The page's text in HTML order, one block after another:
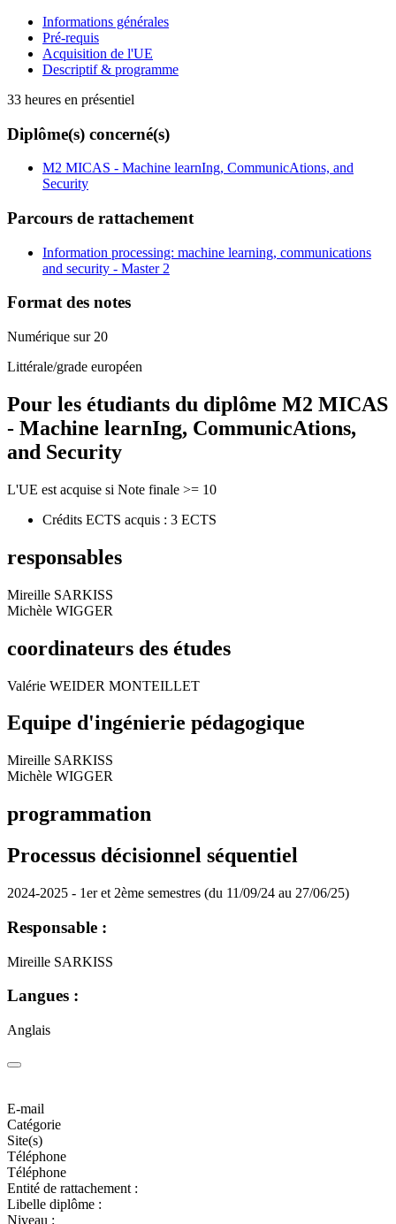
Informations générales
Pré-requis
Acquisition de l'UE
Descriptif & programme
33 heures en présentiel
Diplôme(s) concerné(s)
M2 MICAS - Machine learnIng, CommunicAtions, and
Security
Parcours de rattachement
Information processing: machine learning, communications
and security - Master 2
Format des notes
Numérique sur 20
Littérale/grade européen
Pour les étudiants du diplôme M2 MICAS
- Machine learnIng, CommunicAtions,
and Security
L'UE est acquise si Note finale >= 10
Crédits ECTS acquis : 3 ECTS
responsables
Mireille SARKISS
Michèle WIGGER
coordinateurs des études
Valérie WEIDER MONTEILLET
Equipe d'ingénierie pédagogique
Mireille SARKISS
Michèle WIGGER
programmation
Processus décisionnel séquentiel
2024-2025 - 1er et 2ème semestres (du 11/09/24 au 27/06/25)
Responsable :
Mireille SARKISS
Langues :
Anglais
E-mail
Catégorie
Site(s)
Téléphone
Téléphone
Entité de rattachement :
Libelle diplôme :
Niveau :